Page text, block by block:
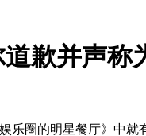
歉并声称
圈的明星餐厅》中就